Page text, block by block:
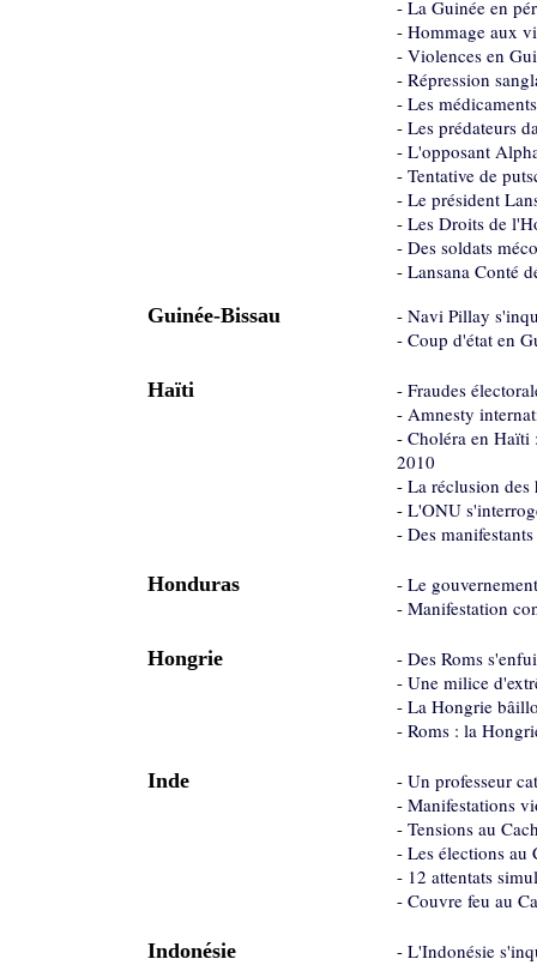
- La Guinée en
- Hommage aux
- Violences en
- Répression
- Les
- Les prédateurs
- L'opposant
- Tentative de
- Le président
- Les Droits de
- Des soldats
- Lansana Conté
Guinée-Bissau
- Navi Pillay
- Coup d'état en
Haïti - Fraudes
- Amnesty
- Choléra en Haïti
2010
- La réclusion des
- L'ONU
- Des
Honduras - Le
- Manifestation
Hongrie - Des Roms
- Une milice
- La Hongrie
- Roms : la
Inde - Un professeur
- Manifestations
- Tensions au
- Les élections au
- 12 attentats
- Couvre feu au
Indonésie - L'Indonésie